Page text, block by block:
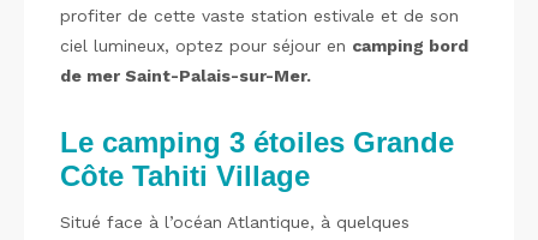
profiter de cette vaste station estivale et de son
ciel lumineux, optez pour séjour en camping bord
de mer Saint-Palais-sur-Mer.
Le camping 3 étoiles Grande
Côte Tahiti Village
Situé face à l’océan Atlantique, à quelques